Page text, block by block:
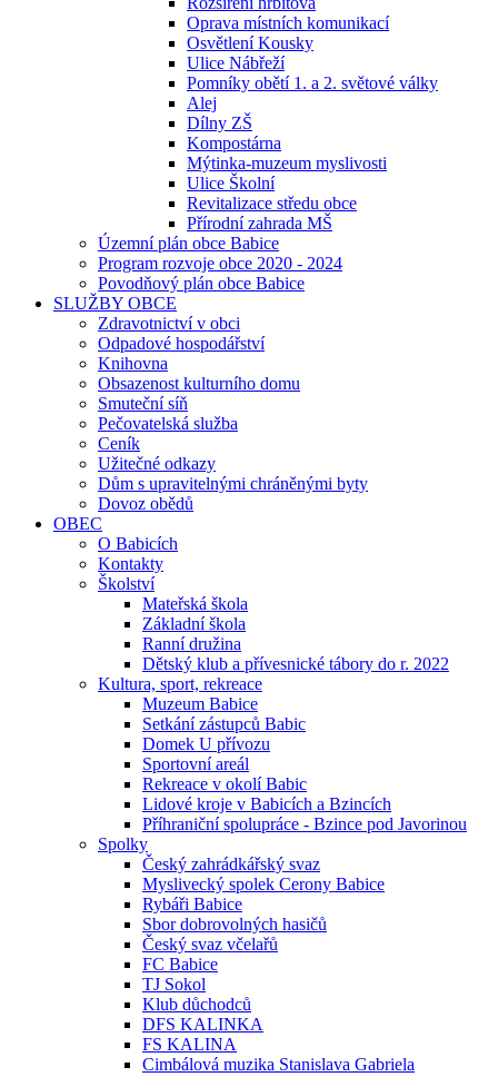
Oprava místních komunikací
Osvětlení Kousky
Ulice Nábřeží
Pomníky obětí 1. a 2. světové války
Alej
Dílny ZŠ
Kompostárna
Mýtinka-muzeum myslivosti
Ulice Školní
Revitalizace středu obce
Přírodní zahrada MŠ
Územní plán obce Babice
Program rozvoje obce 2020 - 2024
Povodňový plán obce Babice
SLUŽBY OBCE
Zdravotnictví v obci
Odpadové hospodářství
Knihovna
Obsazenost kulturního domu
Smuteční síň
Pečovatelská služba
Ceník
Užitečné odkazy
Dům s upravitelnými chráněnými byty
Dovoz obědů
OBEC
O Babicích
Kontakty
Školství
Mateřská škola
Základní škola
Ranní družina
Dětský klub a přívesnické tábory do r. 2022
Kultura, sport, rekreace
Muzeum Babice
Setkání zástupců Babic
Domek U přívozu
Sportovní areál
Rekreace v okolí Babic
Lidové kroje v Babicích a Bzincích
Příhraniční spolupráce - Bzince pod Javorinou
Spolky
Český zahrádkářský svaz
Myslivecký spolek Cerony Babice
Rybáři Babice
Sbor dobrovolných hasičů
Český svaz včelařů
FC Babice
TJ Sokol
Klub důchodců
DFS KALINKA
FS KALINA
Cimbálová muzika Stanislava Gabriela